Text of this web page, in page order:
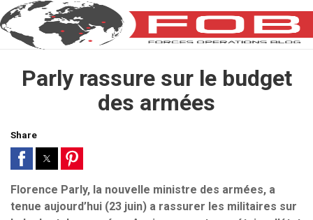
Parly rassure sur le budget
des armées
Share
Florence Parly, la nouvelle ministre des armées, a
tenue aujourd’hui (23 juin) a rassurer les militaires sur